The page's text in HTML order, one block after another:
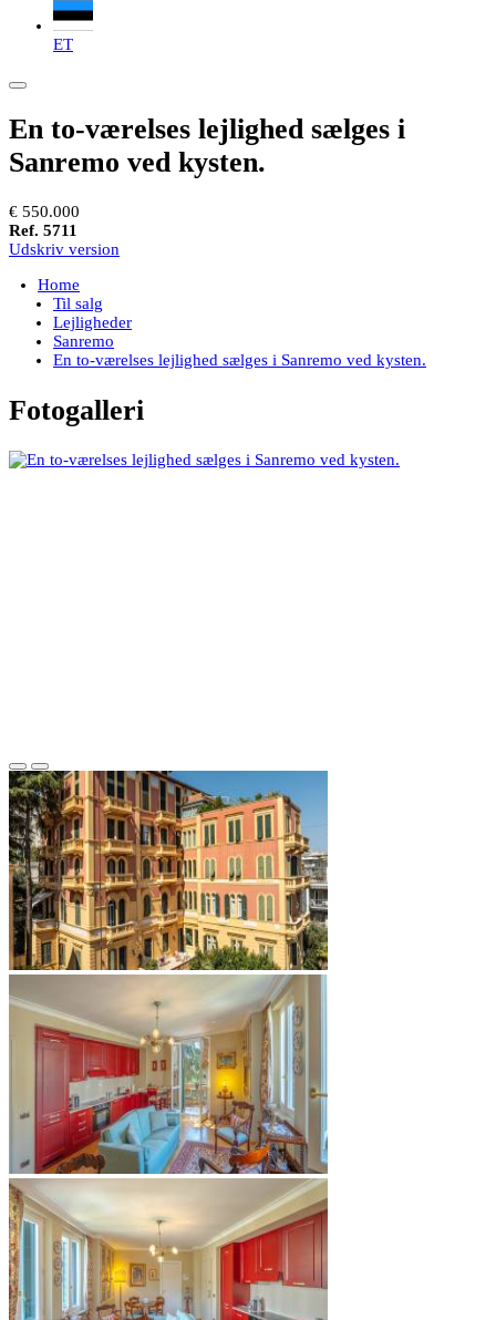
ET
En to-værelses lejlighed sælges i
Sanremo ved kysten.
€ 550.000
Ref. 5711
Udskriv version
Home
Til salg
Lejligheder
Sanremo
En to-værelses lejlighed sælges i Sanremo ved kysten.
Fotogalleri